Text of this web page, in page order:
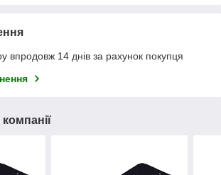
впродовж 14 днів за рахунок покупця